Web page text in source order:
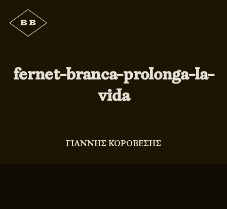
fernet-branca-prolonga-la-
vida
ΓΙΑΝΝΗΣ ΚΟΡΟΒΕΣΗΣ